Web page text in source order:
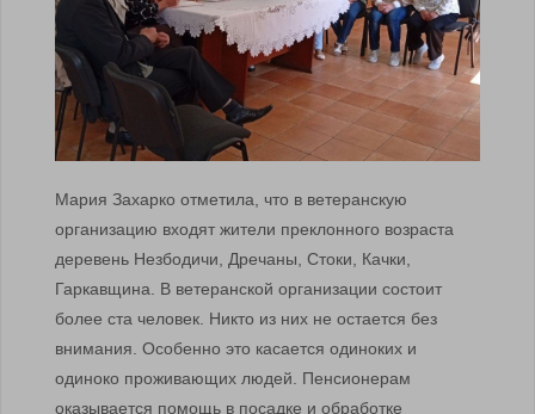
Мария Захарко отметила, что в ветеранскую
организацию входят жители преклонного возраста
деревень Незбодичи, Дречаны, Стоки, Качки,
Гаркавщина. В ветеранской организации состоит
более ста человек. Никто из них не остается без
внимания. Особенно это касается одиноких и
одиноко проживающих людей. Пенсионерам
оказывается помощь в посадке и обработке